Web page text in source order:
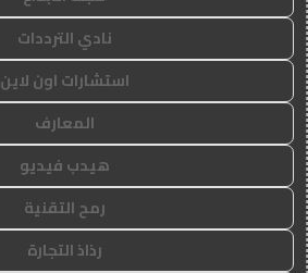
نادي الترددات
استشارات اون لاين
المعارف
هيدب فيديو
رمح التقنية
رذاذ التجارة